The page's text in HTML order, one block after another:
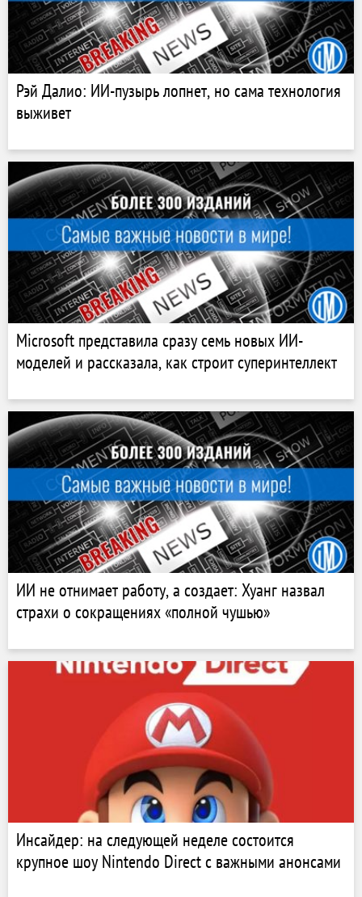
Рэй Далио: ИИ-пузырь лопнет, но сама технология
выживет
Microsoft представила сразу семь новых ИИ-
моделей и рассказала, как строит суперинтеллект
ИИ не отнимает работу, а создает: Хуанг назвал
страхи о сокращениях «полной чушью»
Инсайдер: на следующей неделе состоится
крупное шоу Nintendo Direct с важными анонсами